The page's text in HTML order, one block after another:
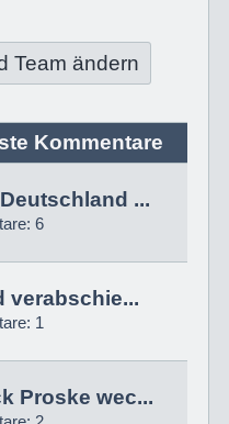
Team ändern
Kommentare
...
6
verabschie...
1
Proske wec...